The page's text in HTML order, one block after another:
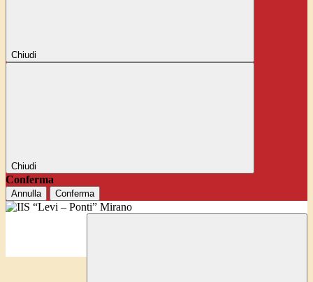
Chiudi
Chiudi
Conferma
Annulla Conferma